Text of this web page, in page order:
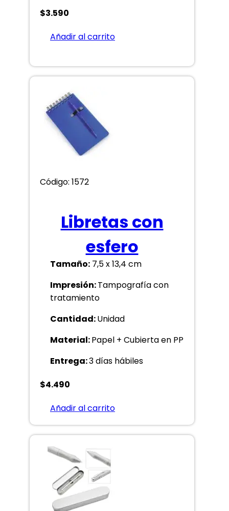
$3.590
Añadir al carrito
Código: 1572
Libretas con
esfero
Tamaño: 7,5 x 13,4 cm
Impresión:Tampografía con
tratamiento
Cantidad:Unidad
Material:Papel + Cubierta en PP
Entrega:3 días hábiles
$4.490
Añadir al carrito